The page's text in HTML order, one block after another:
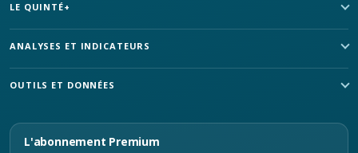
LE QUINTÉ+
ANALYSES ET INDICATEURS
OUTILS ET DONNÉES
L'abonnement Premium